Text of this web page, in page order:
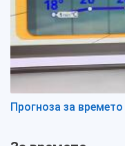
Прогноза за